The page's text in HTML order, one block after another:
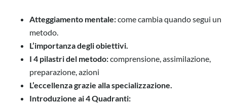
Atteggiamento mentale:come cambia quando segui un
metodo.
L’importanza degli obiettivi.
I 4 pilastri del metodo:comprensione, assimilazione,
preparazione, azioni
L’eccellenza grazie alla specializzazione.
Introduzione ai 4 Quadranti: